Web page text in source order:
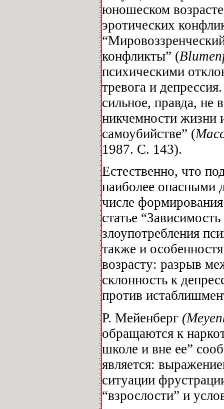
юношеском
эротических
конфликты” (
психическими
тревога и
сильное, правда, не
никчемности жизни
самоубийстве” (
1987. С. 143).
Естественно, что
наиболее опасными
числе
статье
злоупотребления
также и
возрасту: разрыв
склонность к
против
P. Мейенберг
обращаются к
школе и вне ее”
является:
ситуации
“взрослости” и